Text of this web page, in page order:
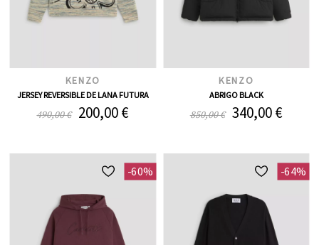
KENZO
JERSEY REVERSIBLE DE LANA FUTURA
490,00 € 200,00 €
KENZO
ABRIGO BLACK
850,00 € 340,00 €
-60% -64%